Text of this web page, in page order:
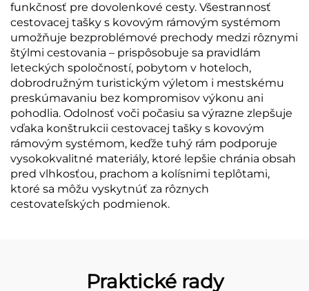
funkčnosť pre dovolenkové cesty. Všestrannosť
cestovacej tašky s kovovým rámovým systémom
umožňuje bezproblémové prechody medzi rôznymi
štýlmi cestovania – prispôsobuje sa pravidlám
leteckých spoločností, pobytom v hoteloch,
dobrodružným turistickým výletom i mestskému
preskúmavaniu bez kompromisov výkonu ani
pohodlia. Odolnosť voči počasiu sa výrazne zlepšuje
vďaka konštrukcii cestovacej tašky s kovovým
rámovým systémom, keďže tuhý rám podporuje
vysokokvalitné materiály, ktoré lepšie chránia obsah
pred vlhkosťou, prachom a kolísnimi teplôtami,
ktoré sa môžu vyskytnúť za rôznych
cestovateľských podmienok.
Praktické rady